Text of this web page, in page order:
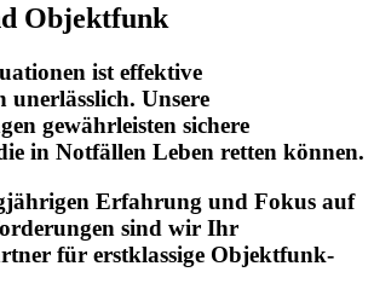
Objektfunk
ist effektive
Unsere
gewährleisten sichere
in Notfällen Leben retten können.
Erfahrung und Fokus auf
sind wir Ihr
für erstklassige Objektfunk-